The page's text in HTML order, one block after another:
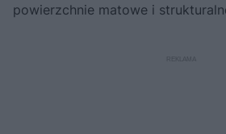
powierzchnie matowe i